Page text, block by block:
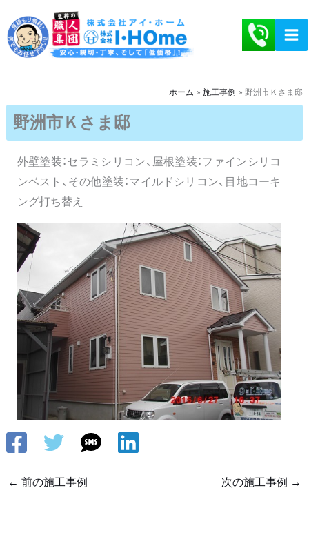
容
を
ッ
ホーム 施工事例 野洲市Ｋさま邸
野洲市Ｋさま邸
外壁塗装：セラミシリコン、屋根塗装：ファインシリコ
ンベスト、その他塗装：マイルドシリコン、目地コーキ
ング打ち替え
← 前の施工事例 次の施工事例 →